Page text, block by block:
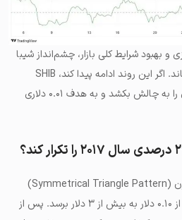
بهبود شرایط کلی بازار، چشم‌انداز شیبا
اینو همچنان صعودی باقی می‌ماند. اگر این روند ادامه پیدا کند، SHIB
می‌تواند سطوح مقاومتی کلیدی را به چالش بکشد و به هدف ۰.۰۱ دلاری
در سال ۲۰۱۷، الگوی مثلث متقارن (Symmetrical Triangle Pattern)
از کمتر از ۰.۱۰ دلار به بیش از ۳ دلار برسد. پس از